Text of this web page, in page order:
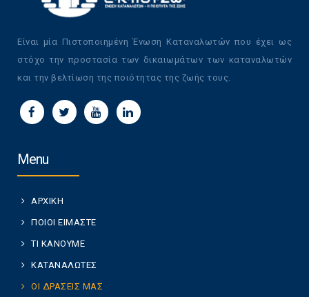
Είναι μία Πιστοποιημένη Ένωση Καταναλωτών που έχει ως
στόχο την προστασία των δικαιωμάτων των καταναλωτών
και την βελτίωση της ποιότητας της ζωής τους.
Menu
ΑΡΧΙΚΗ
ΠΟΙΟΙ ΕΙΜΑΣΤΕ
ΤΙ ΚΑΝΟΥΜΕ
ΚΑΤΑΝΑΛΩΤΕΣ
ΟΙ ΔΡΑΣΕΙΣ ΜΑΣ